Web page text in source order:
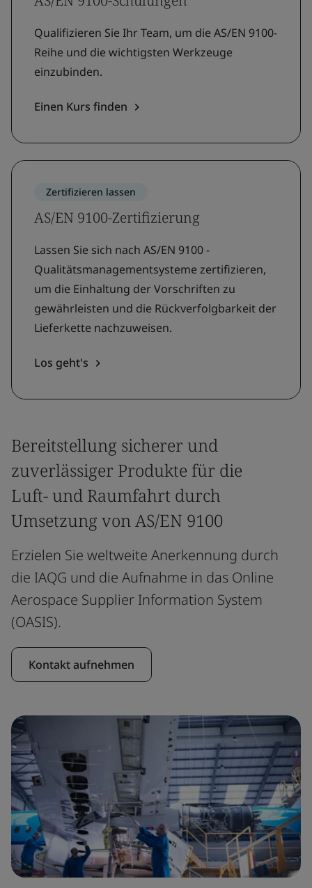
Qualifizieren Sie Ihr Team, um die AS/EN 9100-
Reihe und die wichtigsten Werkzeuge
einzubinden.
Einen Kurs finden
Zertifizieren lassen
AS/EN 9100-Zertifizierung
Lassen Sie sich nach AS/EN 9100 -
Qualitätsmanagementsysteme zertifizieren,
um die Einhaltung der Vorschriften zu
gewährleisten und die Rückverfolgbarkeit der
Lieferkette nachzuweisen.
Los geht's
Bereitstellung sicherer und
zuverlässiger Produkte für die
Luft- und Raumfahrt durch
Umsetzung von AS/EN 9100
Erzielen Sie weltweite Anerkennung durch
die IAQG und die Aufnahme in das Online
Aerospace Supplier Information System
(OASIS).
Kontakt aufnehmen